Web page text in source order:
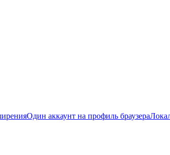
Один аккаунт на профиль браузера